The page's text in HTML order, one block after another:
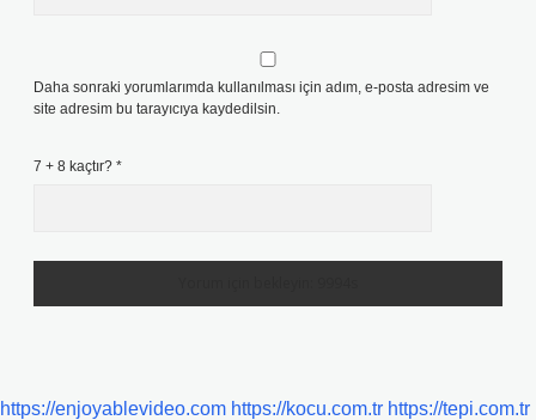
Daha sonraki yorumlarımda kullanılması için adım, e-posta adresim ve
site adresim bu tarayıcıya kaydedilsin.
7 + 8 kaçtır? *
https://enjoyablevideo.com https://kocu.com.tr https://tepi.com.tr